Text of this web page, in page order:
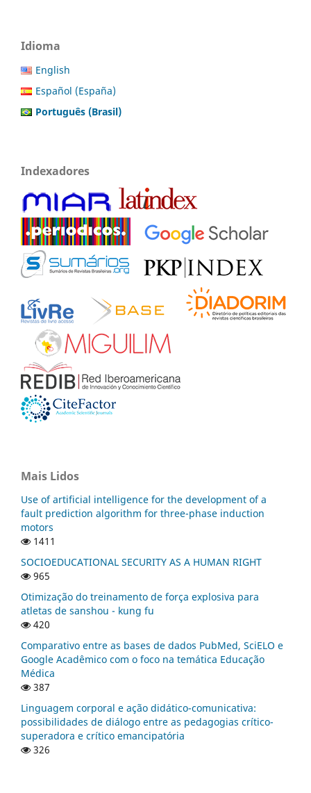
Idioma
English
Español (España)
Português (Brasil)
Indexadores
Mais Lidos
Use of artificial intelligence for the development of a
fault prediction algorithm for three-phase induction
motors
1411
SOCIOEDUCATIONAL SECURITY AS A HUMAN RIGHT
965
Otimização do treinamento de força explosiva para
atletas de sanshou - kung fu
420
Comparativo entre as bases de dados PubMed, SciELO e
Google Acadêmico com o foco na temática Educação
Médica
387
Linguagem corporal e ação didático-comunicativa:
possibilidades de diálogo entre as pedagogias crítico-
superadora e crítico emancipatória
326